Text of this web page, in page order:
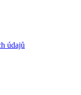
údajů